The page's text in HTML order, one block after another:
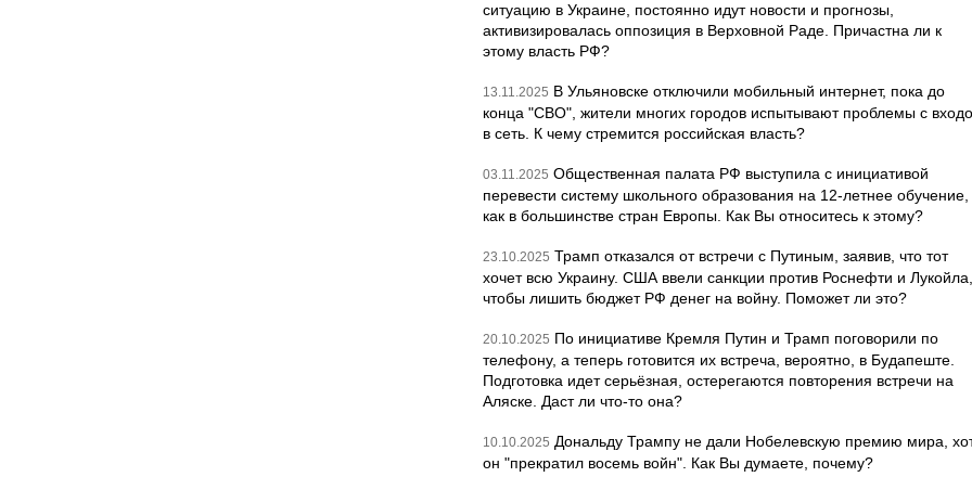
ситуацию в Украине, постоянно идут новости и прогнозы,
активизировалась оппозиция в Верховной Раде. Причастна ли к
этому власть РФ?
13.11.2025 В Ульяновске отключили мобильный интернет, пока до
конца "СВО", жители многих городов испытывают проблемы с
в сеть. К чему стремится российская власть?
03.11.2025 Общественная палата РФ выступила с инициативой
перевести систему школьного образования на 12-летнее обучение,
как в большинстве стран Европы. Как Вы относитесь к этому?
23.10.2025 Трамп отказался от встречи с Путиным, заявив, что тот
хочет всю Украину. США ввели санкции против Роснефти и Лукойла,
чтобы лишить бюджет РФ денег на войну. Поможет ли это?
20.10.2025 По инициативе Кремля Путин и Трамп поговорили по
телефону, а теперь готовится их встреча, вероятно, в Будапеште.
Подготовка идет серьёзная, остерегаются повторения встречи на
Аляске. Даст ли что-то она?
10.10.2025 Дональду Трампу не дали Нобелевскую премию мира,
он "прекратил восемь войн". Как Вы думаете, почему?